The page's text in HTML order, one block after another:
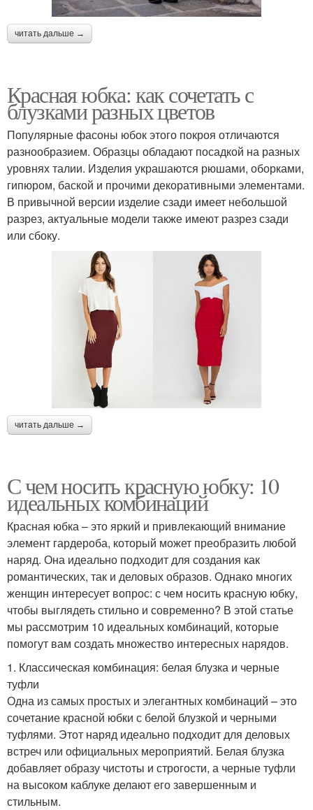
читать дальше →
Красная юбка: как сочетать с
блузками разных цветов
Популярные фасоны юбок этого покроя отличаются
разнообразием. Образцы обладают посадкой на разных
уровнях талии. Изделия украшаются рюшами, оборками,
гипюром, баской и прочими декоративными элементами.
В привычной версии изделие сзади имеет небольшой
разрез, актуальные модели также имеют разрез сзади
или сбоку.
читать дальше →
С чем носить красную юбку: 10
идеальных комбинаций
Красная юбка – это яркий и привлекающий внимание
элемент гардероба, который может преобразить любой
наряд. Она идеально подходит для создания как
романтических, так и деловых образов. Однако многих
женщин интересует вопрос: с чем носить красную юбку,
чтобы выглядеть стильно и современно? В этой статье
мы рассмотрим 10 идеальных комбинаций, которые
помогут вам создать множество интересных нарядов.
1. Классическая комбинация: белая блузка и черные
туфли
Одна из самых простых и элегантных комбинаций – это
сочетание красной юбки с белой блузкой и черными
туфлями. Этот наряд идеально подходит для деловых
встреч или официальных мероприятий. Белая блузка
добавляет образу чистоты и строгости, а черные туфли
на высоком каблуке делают его завершенным и
стильным.